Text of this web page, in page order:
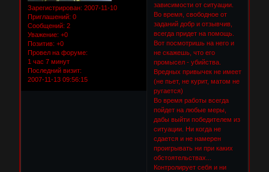
Зарегистрирован: 2007-11-10
Приглашений: 0
Сообщений: 2
Уважение: +0
Позитив: +0
Провел на форуме:
1 час 7 минут
Последний визит:
2007-11-13 09:56:15
зависимости от ситуации.
Во время, свободное от
заданий добр и отзывчив,
всегда придет на помощь.
Вот посмотришь на него и
не скажешь, что его
промысел - убийства.
Вредных привычек не имеет
(не пьет, не курит, матом не
ругается)
Во время работы всегда
пойдет на любые меры,
дабы выйти победителем из
ситуации. Ни когда не
сдается и не намерен
проигрывать ни при каких
обстоятельствах...
Контролирует себя и ни